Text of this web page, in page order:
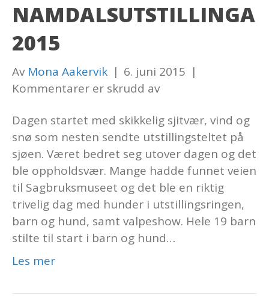
NAMDALSUTSTILLINGA
2015
Av Mona Aakervik | 6. juni 2015 |
Kommentarer er skrudd avfor
2015
Dagen startet med skikkelig sjitvær, vind og
snø som nesten sendte utstillingsteltet på
sjøen. Været bedret seg utover dagen og det
ble oppholdsvær. Mange hadde funnet veien
til Sagbruksmuseet og det ble en riktig
trivelig dag med hunder i utstillingsringen,
barn og hund, samt valpeshow. Hele 19 barn
stilte til start i barn og hund…
Les mer